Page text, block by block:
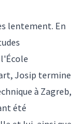
lentement. En
Josip termine
à Zagreb,
été